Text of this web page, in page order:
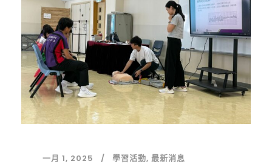
一月 1, 2025 學習活動, 最新消息